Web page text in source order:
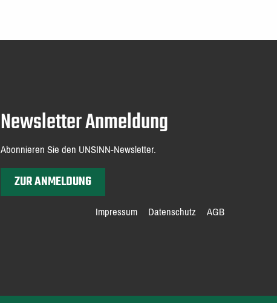
Newsletter Anmeldung
Abonnieren Sie den UNSINN-Newsletter.
ZUR ANMELDUNG
Impressum
Datenschutz AGB